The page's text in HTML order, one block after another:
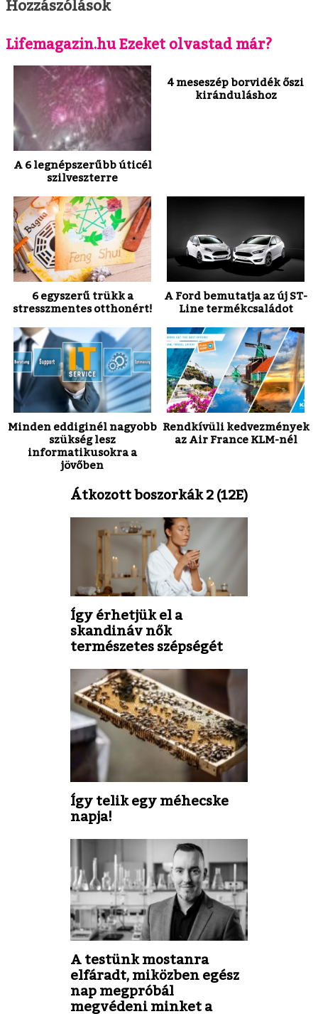
Hozzászólások
Lifemagazin.hu Ezeket olvastad már?
A 6 legnépszerűbb úticél
szilveszterre
4 meseszép borvidék őszi
kiránduláshoz
6 egyszerű trükk a
stresszmentes otthonért!
A Ford bemutatja az új ST-
Line termékcsaládot
Minden eddiginél nagyobb
szükség lesz
informatikusokra a
jövőben
Rendkívüli kedvezmények
az Air France KLM-nél
Átkozott boszorkák 2 (12E)
Így érhetjük el a
skandináv nők
természetes szépségét
Így telik egy méhecske
napja!
A testünk mostanra
elfáradt, miközben egész
nap megpróbál
megvédeni minket a